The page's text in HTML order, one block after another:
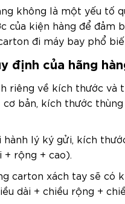
không là một yếu tố
của kiện hàng để đảm
đi máy bay phổ
định của hãng
riêng về kích thước và
bản, kích thước
hành lý ký gửi, kích
rộng + cao).
carton xách tay sẽ có
dài + chiều rộng +